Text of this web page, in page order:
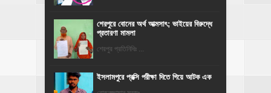
শেরপুরে বোনের অর্থ আত্মসাৎ; ভাইয়ের বিরুদ্ধে
প্রতারণা মামলা
শেরপুর প্রতিনিধিঃ ...
ইসলামপুরে প্রক্সি পরীক্ষা দিতে গিয়ে আটক এক